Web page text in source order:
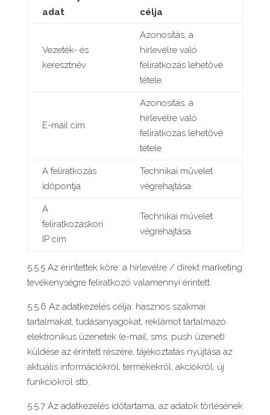
adat
célja
Vezeték- és
keresztnév
Azonosítás, a
hírlevélre való
feliratkozás lehetővé
tétele.
E-mail cím
Azonosítás, a
hírlevélre való
feliratkozás lehetővé
tétele.
A feliratkozás
időpontja
Technikai művelet
végrehajtása.
A
feliratkozáskori
IP cím
Technikai művelet
végrehajtása.
5.5.5 Az érintettek köre: a hírlevélre / direkt marketing
tevékenységre feliratkozó valamennyi érintett.
5.5.6 Az adatkezelés célja: hasznos szakmai
tartalmakat, tudásanyagokat, reklámot tartalmazó
elektronikus üzenetek (e-mail, sms, push üzenet)
küldése az érintett részére, tájékoztatás nyújtása az
aktuális információkról, termékekről, akciókról, új
funkciókról stb.
5.5.7 Az adatkezelés időtartama, az adatok törlésének